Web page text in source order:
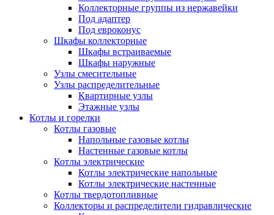
Коллекторные группы из нержавейки
Под адаптер
Под евроконус
Шкафы коллекторные
Шкафы встраиваемые
Шкафы наружные
Узлы смесительные
Узлы распределительные
Квартирные узлы
Этажные узлы
Котлы и горелки
Котлы газовые
Напольные газовые котлы
Настенные газовые котлы
Котлы электрические
Котлы электрические напольные
Котлы электрические настенные
Котлы твердотопливные
Коллекторы и распределители гидравлические